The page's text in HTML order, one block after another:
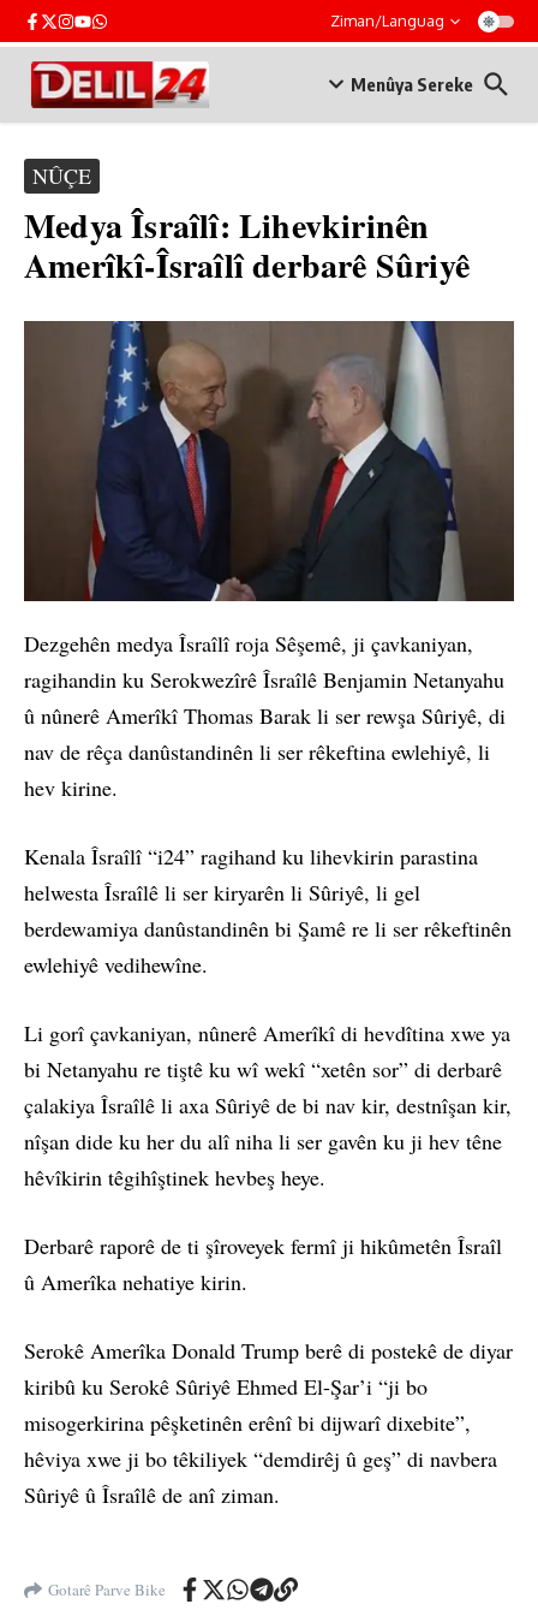
Skip to content Ziman/Languag
Menûya Sereke
NÛÇE
Medya Îsraîlî: Lihevkirinên
Amerîkî-Îsraîlî derbarê Sûriyê
Dezgehên medya Îsraîlî roja Sêşemê, ji çavkaniyan,
ragihandin ku Serokwezîrê Îsraîlê Benjamin Netanyahu
û nûnerê Amerîkî Thomas Barak li ser rewşa Sûriyê, di
nav de rêça danûstandinên li ser rêkeftina ewlehiyê, li
hev kirine.
Kenala Îsraîlî “i24” ragihand ku lihevkirin parastina
helwesta Îsraîlê li ser kiryarên li Sûriyê, li gel
berdewamiya danûstandinên bi Şamê re li ser rêkeftinên
ewlehiyê vedihewîne.
Li gorî çavkaniyan, nûnerê Amerîkî di hevdîtina xwe ya
bi Netanyahu re tiştê ku wî wekî “xetên sor” di derbarê
çalakiya Îsraîlê li axa Sûriyê de bi nav kir, destnîşan kir,
nîşan dide ku her du alî niha li ser gavên ku ji hev têne
hêvîkirin têgihîştinek hevbeş heye.
Derbarê raporê de ti şîroveyek fermî ji hikûmetên Îsraîl
û Amerîka nehatiye kirin.
Serokê Amerîka Donald Trump berê di postekê de diyar
kiribû ku Serokê Sûriyê Ehmed El-Şar’i “ji bo
misogerkirina pêşketinên erênî bi dijwarî dixebite”,
hêviya xwe ji bo têkiliyek “demdirêj û geş” di navbera
Sûriyê û Îsraîlê de anî ziman.
Gotarê Parve Bike